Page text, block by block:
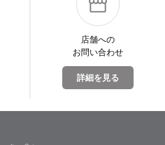
店舗への
お問い合わせ
詳細を見る